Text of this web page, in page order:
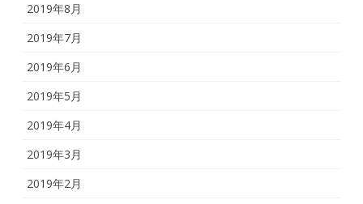
2019年8月
2019年7月
2019年6月
2019年5月
2019年4月
2019年3月
2019年2月